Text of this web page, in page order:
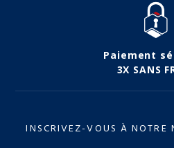
Paiement
3X SANS
INSCRIVEZ-VOUS À NOTRE